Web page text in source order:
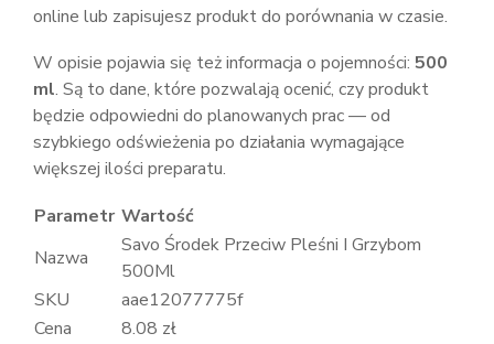
online lub zapisujesz produkt do porównania w czasie.
W opisie pojawia się też informacja o pojemności: 500
ml. Są to dane, które pozwalają ocenić, czy produkt
będzie odpowiedni do planowanych prac — od
szybkiego odświeżenia po działania wymagające
większej ilości preparatu.
Parametr Wartość
Nazwa
Savo Środek Przeciw Pleśni I Grzybom
500Ml
SKU
aae12077775f
Cena
8.08 zł